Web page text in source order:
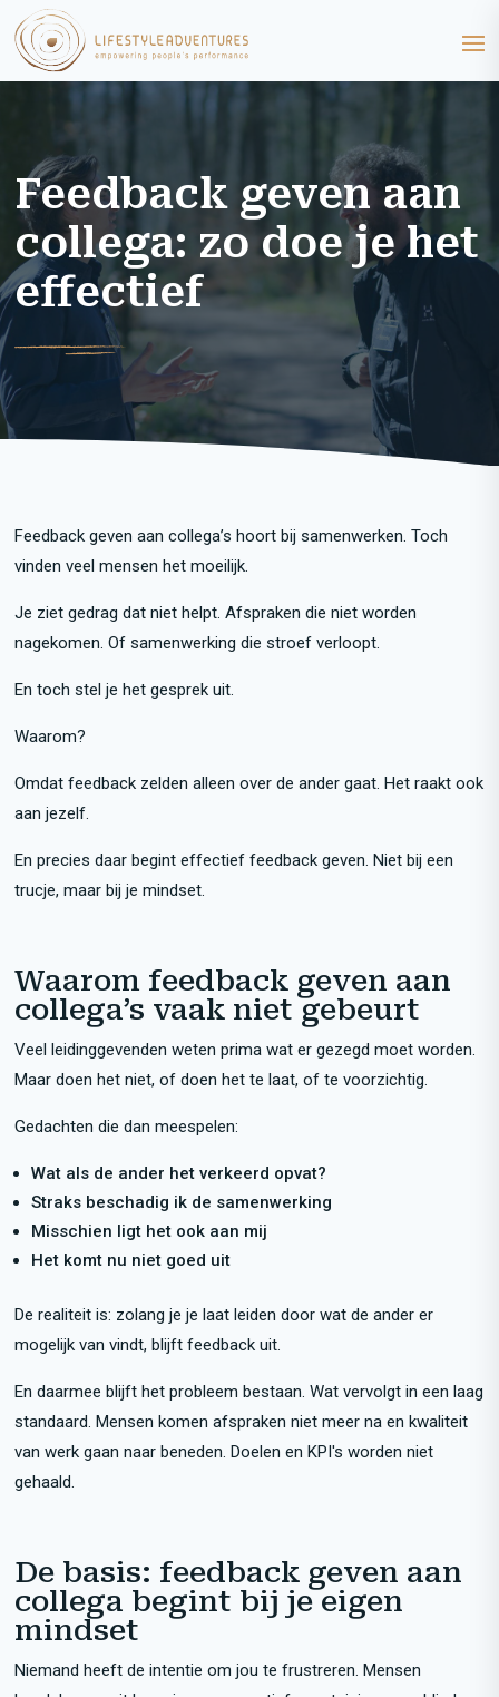
Feedback geven aan
collega: zo doe je het
effectief
Feedback geven aan collega’s hoort bij samenwerken. Toch
vinden veel mensen het moeilijk.
Je ziet gedrag dat niet helpt. Afspraken die niet worden
nagekomen. Of samenwerking die stroef verloopt.
En toch stel je het gesprek uit.
Waarom?
Omdat feedback zelden alleen over de ander gaat. Het raakt ook
aan jezelf.
En precies daar begint effectief feedback geven. Niet bij een
trucje, maar bij je mindset.
Waarom feedback geven aan
collega’s vaak niet gebeurt
Veel leidinggevenden weten prima wat er gezegd moet worden.
Maar doen het niet, of doen het te laat, of te voorzichtig.
Gedachten die dan meespelen:
Wat als de ander het verkeerd opvat?
Straks beschadig ik de samenwerking
Misschien ligt het ook aan mij
Het komt nu niet goed uit
De realiteit is: zolang je je laat leiden door wat de ander er
mogelijk van vindt, blijft feedback uit.
En daarmee blijft het probleem bestaan. Wat vervolgt in een laag
standaard. Mensen komen afspraken niet meer na en kwaliteit
van werk gaan naar beneden. Doelen en KPI's worden niet
gehaald.
De basis: feedback geven aan
collega begint bij je eigen
mindset
Niemand heeft de intentie om jou te frustreren. Mensen